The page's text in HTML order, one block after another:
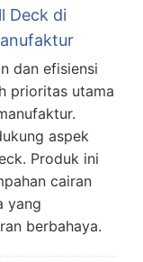
Deck di
dan efisiensi
prioritas utama
aspek
Produk ini
cairan
yang
berbahaya.